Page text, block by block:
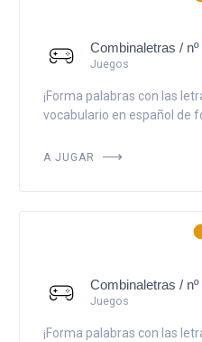
Combinaletras / nº
Juegos
¡Forma palabras con las
vocabulario en español de
A JUGAR
Combinaletras / nº
Juegos
¡Forma palabras con las